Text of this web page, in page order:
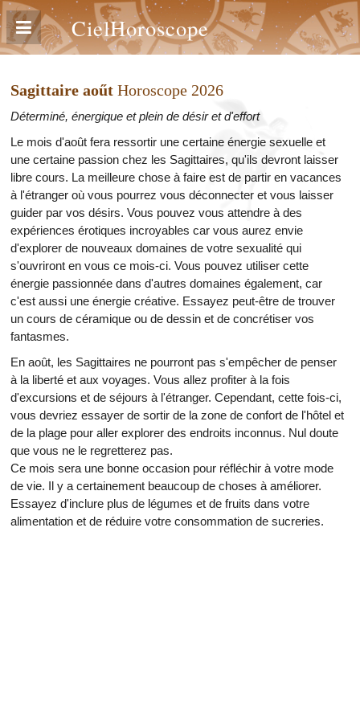
CielHoroscope
Sagittaire aoűt Horoscope 2026
Déterminé, énergique et plein de désir et d'effort
Le mois d'août fera ressortir une certaine énergie sexuelle et
une certaine passion chez les Sagittaires, qu'ils devront laisser
libre cours. La meilleure chose à faire est de partir en vacances
à l'étranger où vous pourrez vous déconnecter et vous laisser
guider par vos désirs. Vous pouvez vous attendre à des
expériences érotiques incroyables car vous aurez envie
d'explorer de nouveaux domaines de votre sexualité qui
s'ouvriront en vous ce mois-ci. Vous pouvez utiliser cette
énergie passionnée dans d'autres domaines également, car
c'est aussi une énergie créative. Essayez peut-être de trouver
un cours de céramique ou de dessin et de concrétiser vos
fantasmes.
En août, les Sagittaires ne pourront pas s'empêcher de penser
à la liberté et aux voyages. Vous allez profiter à la fois
d'excursions et de séjours à l'étranger. Cependant, cette fois-ci,
vous devriez essayer de sortir de la zone de confort de l'hôtel et
de la plage pour aller explorer des endroits inconnus. Nul doute
que vous ne le regretterez pas.
Ce mois sera une bonne occasion pour réfléchir à votre mode
de vie. Il y a certainement beaucoup de choses à améliorer.
Essayez d'inclure plus de légumes et de fruits dans votre
alimentation et de réduire votre consommation de sucreries.